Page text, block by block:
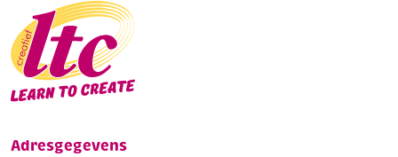
Adresgegevens